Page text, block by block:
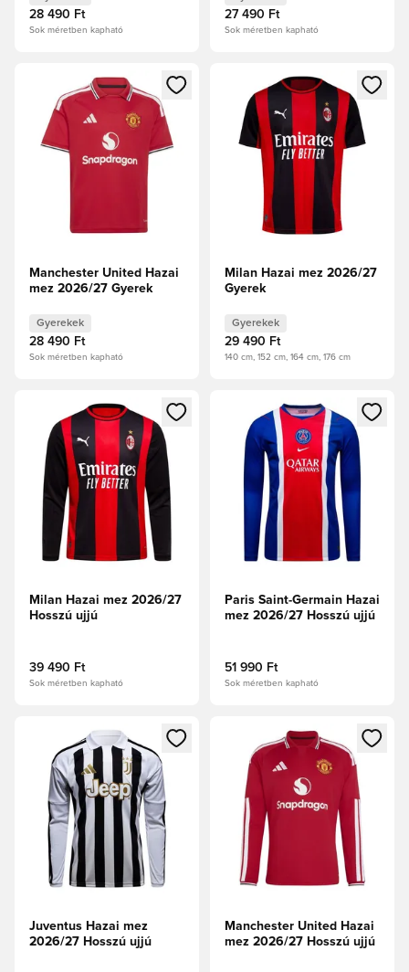
28 490 Ft
Sok méretben kapható
27 490 Ft
Sok méretben kapható
Megnyit egy modált a bejelentkezéshez vagy a tagként
Manchester United Hazai
mez 2026/27 Gyerek
Gyerekek
28 490 Ft
Sok méretben kapható
Megnyit egy modált a
Milan Hazai mez 2026/27
Gyerek
Gyerekek
29 490 Ft
140 cm, 152 cm, 164 cm, 176 cm
Megnyit egy modált a bejelentkezéshez vagy a tagként
Milan Hazai mez 2026/27
Hosszú ujjú
39 490 Ft
Sok méretben kapható
Megnyit egy modált a
Paris Saint-Germain Hazai
mez 2026/27 Hosszú ujjú
51 990 Ft
Sok méretben kapható
Megnyit egy modált a bejelentkezéshez vagy a tagként
Juventus Hazai mez
2026/27 Hosszú ujjú
Megnyit egy modált a
Manchester United Hazai
mez 2026/27 Hosszú ujjú